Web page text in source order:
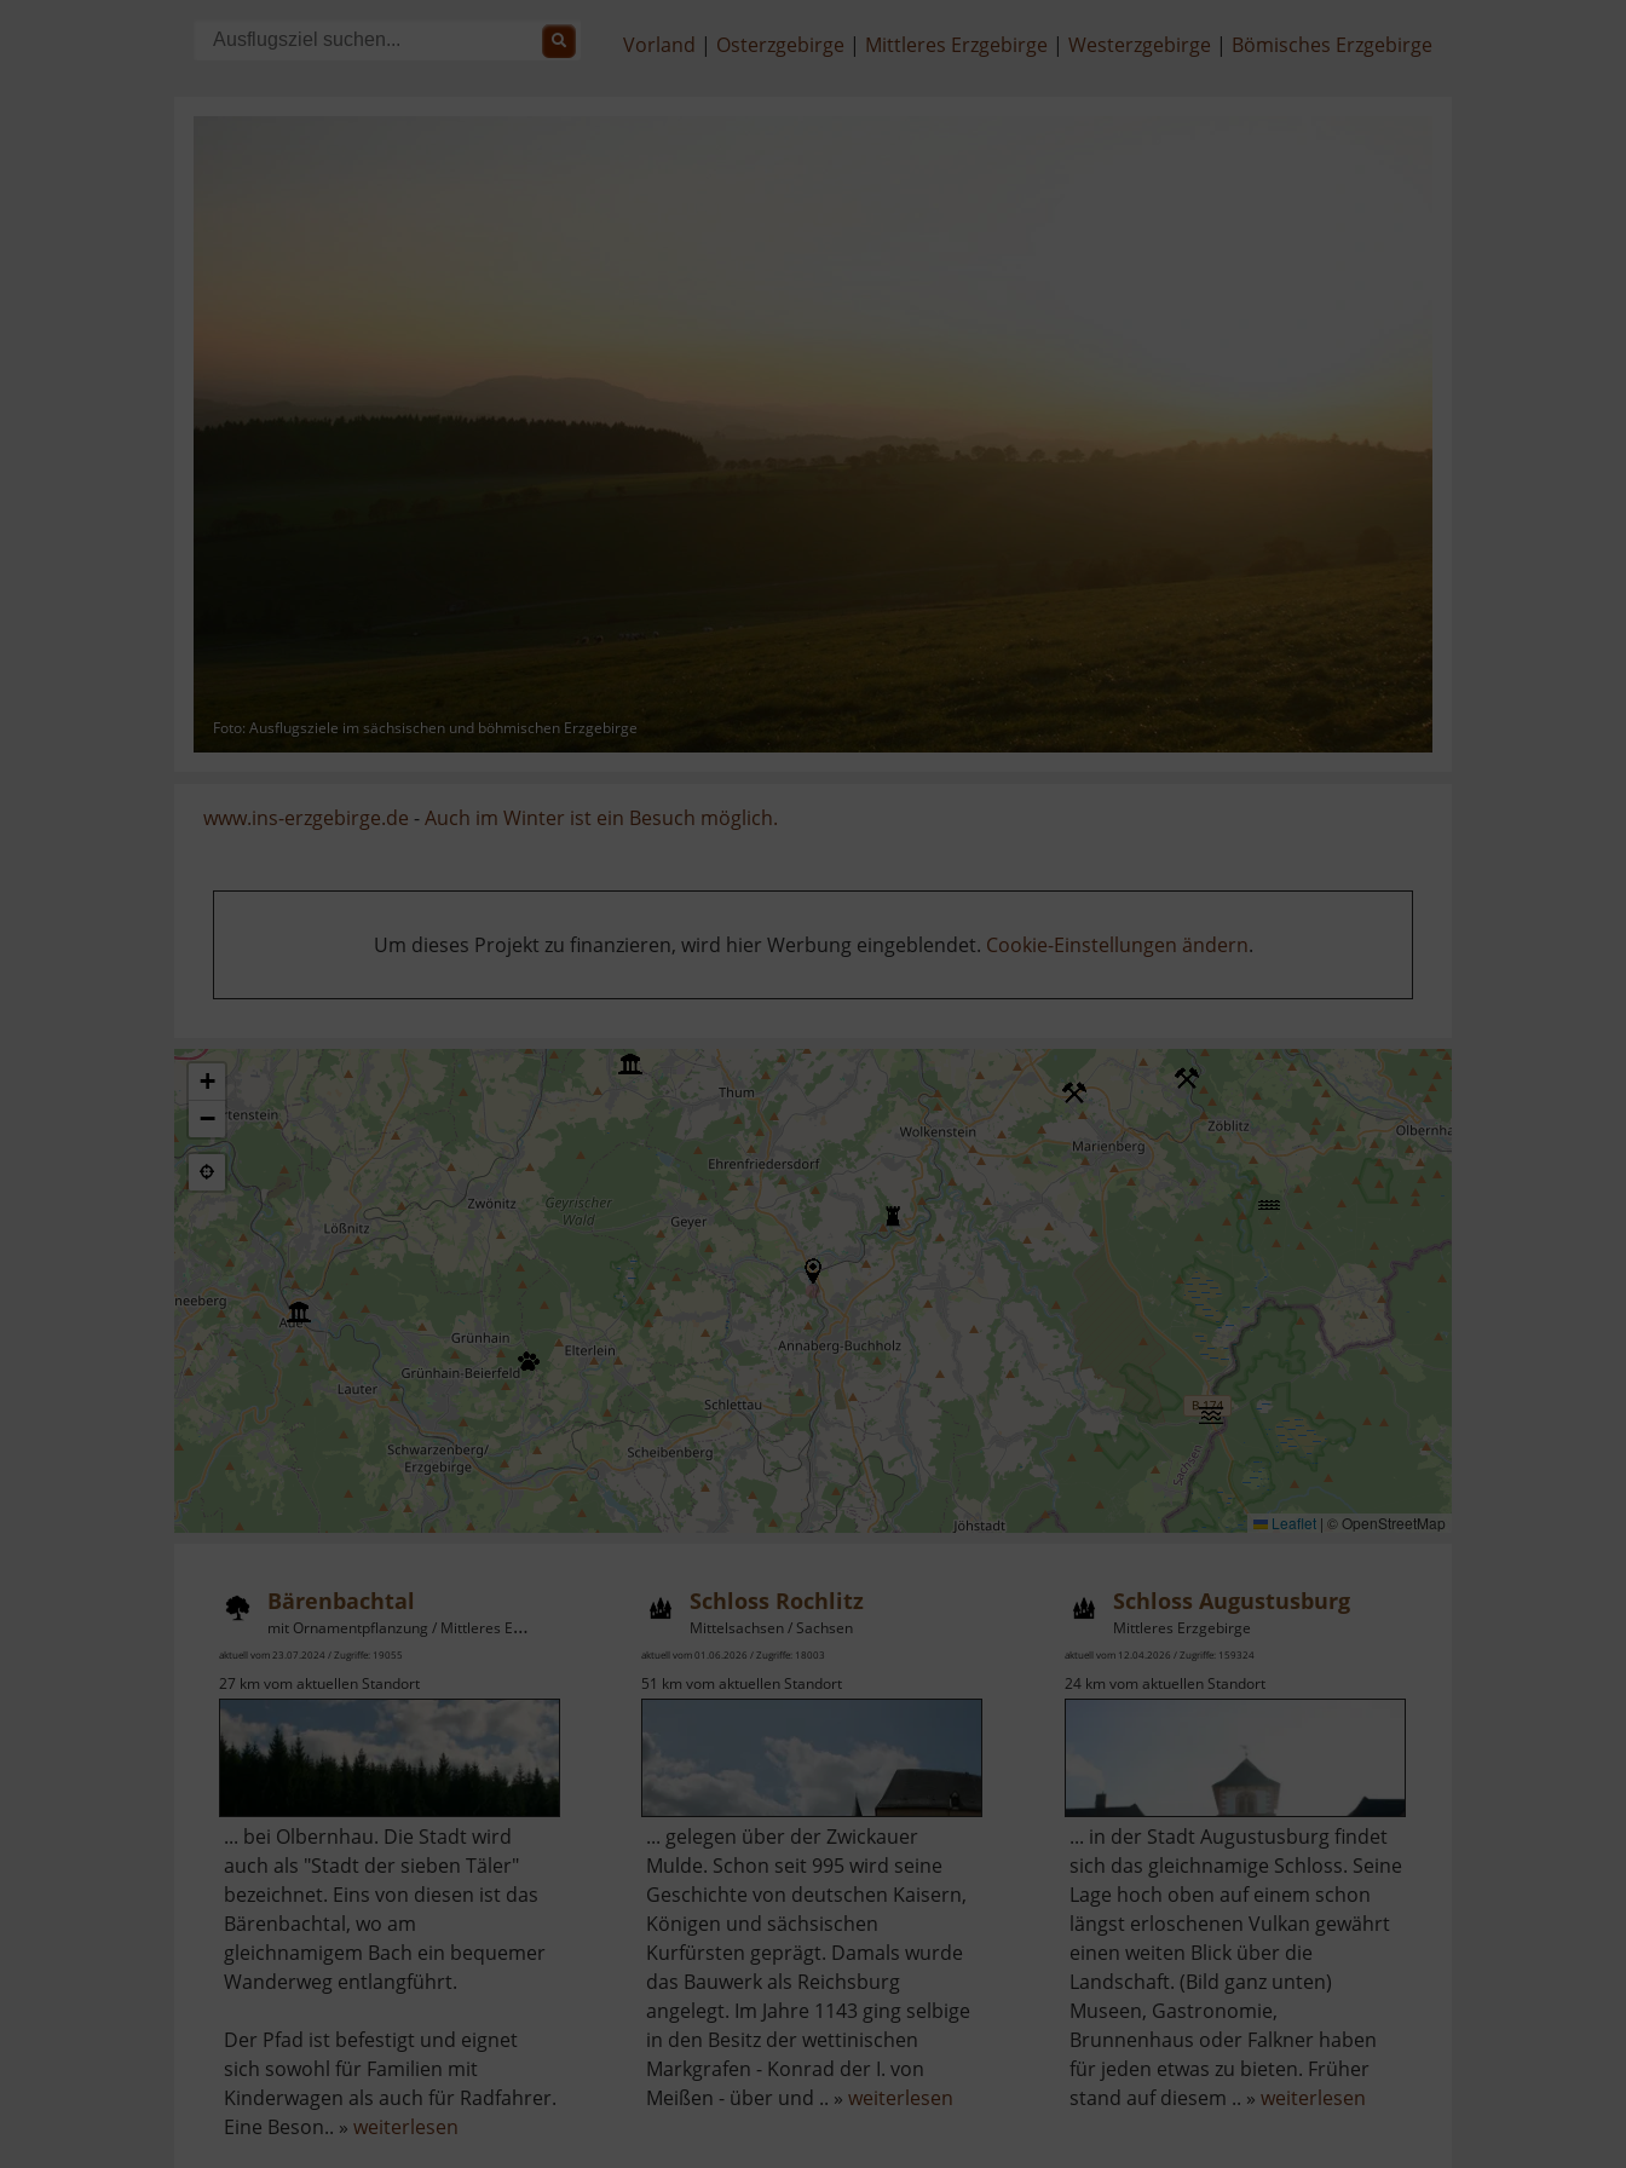
Vorland Osterzgebirge Mittleres Erzgebirge Westerzgebirge Bömisches Erzgebirge
Foto: Ausflugsziele im sächsischen und böhmischen Erzgebirge
www.ins-erzgebirge.de -Auch im Winter ist ein Besuch möglich.
Um dieses Projekt zu finanzieren, wird hier Werbung eingeblendet. Cookie-Einstellungen ändern.
+
−
Leaflet | © OpenStreetMap
Bärenbachtal
mit Ornamentpflanzung / Mittleres Erzgebirge
aktuell vom 23.07.2024 / Zugriffe: 19055
27 km vom aktuellen Standort
... bei Olbernhau. Die Stadt wird
auch als "Stadt der sieben Täler"
bezeichnet. Eins von diesen ist das
Bärenbachtal, wo am
gleichnamigem Bach ein bequemer
Wanderweg entlangführt.
Der Pfad ist befestigt und eignet
sich sowohl für Familien mit
Kinderwagen als auch für Radfahrer.
Eine Beson.. » weiterlesen
Schloss Rochlitz
Mittelsachsen / Sachsen
aktuell vom 01.06.2026 / Zugriffe: 18003
51 km vom aktuellen Standort
... gelegen über der Zwickauer
Mulde. Schon seit 995 wird seine
Geschichte von deutschen Kaisern,
Königen und sächsischen
Kurfürsten geprägt. Damals wurde
das Bauwerk als Reichsburg
angelegt. Im Jahre 1143 ging selbige
in den Besitz der wettinischen
Markgrafen - Konrad der I. von
Meißen - über und .. »weiterlesen
Schloss Augustusburg
Mittleres Erzgebirge
aktuell vom 12.04.2026 / Zugriffe: 159324
24 km vom aktuellen Standort
... in der Stadt Augustusburg findet
sich das gleichnamige Schloss. Seine
Lage hoch oben auf einem schon
längst erloschenen Vulkan gewährt
einen weiten Blick über die
Landschaft. (Bild ganz unten)
Museen, Gastronomie,
Brunnenhaus oder Falkner haben
für jeden etwas zu bieten. Früher
stand auf diesem .. » weiterlesenüber